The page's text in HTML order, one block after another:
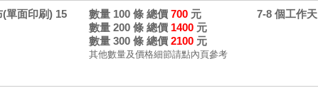
單面印刷) 15
數量 100 條 總價 700元
數量 200 條 總價 1400元
數量 300 條 總價 2100元
其他數量及價格細節請點內頁參考
7-8 個工作天